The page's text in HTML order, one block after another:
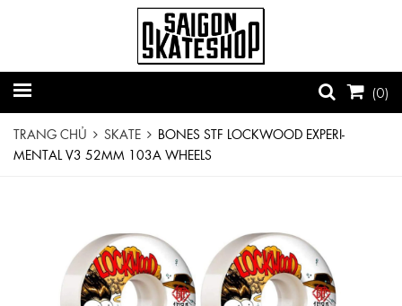
(0)
TRANG CHỦ SKATE
BONES STF LOCKWOOD EXPERI-
MENTAL V3 52MM 103A WHEELS